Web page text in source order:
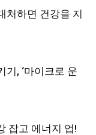
처하면 건강을 지
기, ‘마이크로 운
잡고 에너지 업!